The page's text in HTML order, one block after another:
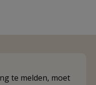
te melden, moet